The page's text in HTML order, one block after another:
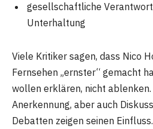
gesellschaftliche
Unterhaltung
Viele Kritiker sagen, dass Nico
Fernsehen „ernster“ gemacht
wollen erklären, nicht
Anerkennung, aber auch
Debatten zeigen seinen Einfluss.